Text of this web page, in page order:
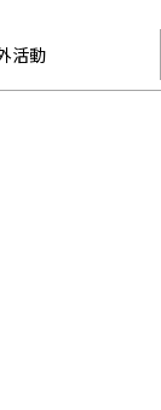
活動